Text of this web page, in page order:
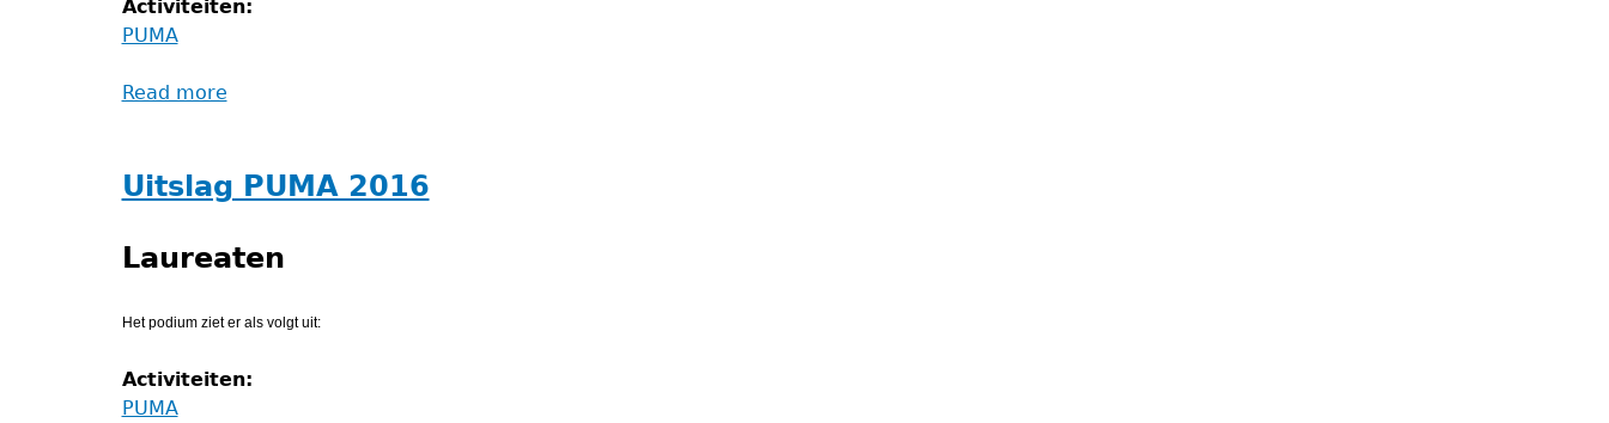
Activiteiten:
PUMA
Read more
2022
Uitslag PUMA 2016
Laureaten
Het podium ziet er als volgt uit:
Activiteiten:
PUMA